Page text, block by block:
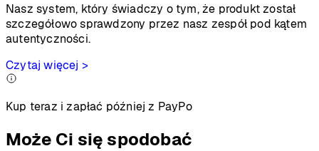
Nasz system, który świadczy o tym, że produkt został
szczegółowo sprawdzony przez nasz zespół pod kątem
autentyczności.
Czytaj więcej >
Kup teraz i zapłać później z PayPo
Może Ci się spodobać